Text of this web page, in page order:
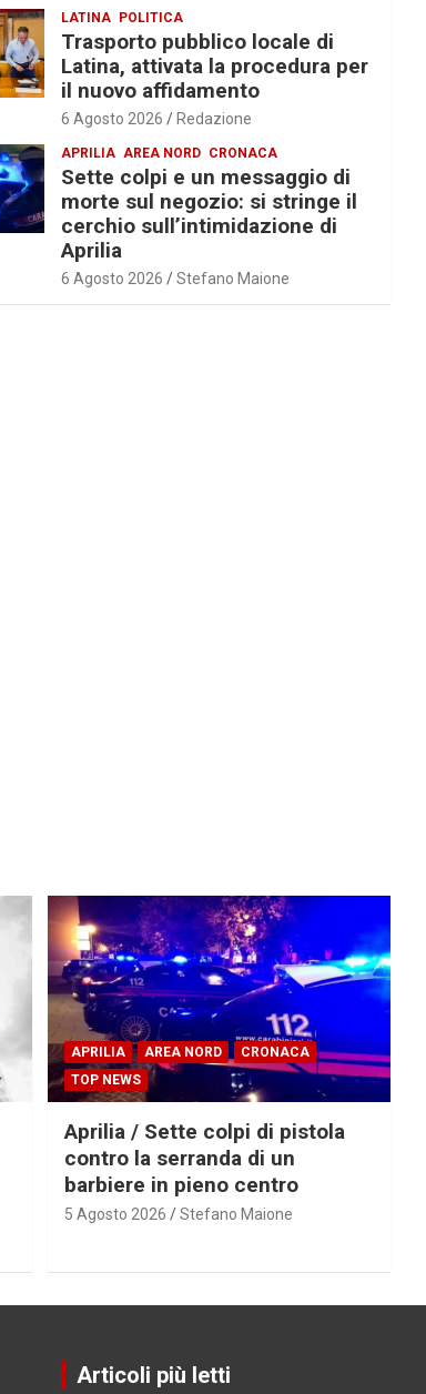
LATINA POLITICA
Trasporto pubblico locale di
Latina, attivata la procedura per
il nuovo affidamento
6 Agosto 2026 Redazione
APRILIA AREA NORD CRONACA
Sette colpi e un messaggio di
morte sul negozio: si stringe il
cerchio sull’intimidazione di
Aprilia
6 Agosto 2026 Stefano Maione
APRILIA AREA NORD
CRONACA
TOP NEWS
Aprilia / Sette colpi di pistola
contro la serranda di un
barbiere in pieno centro
5 Agosto 2026 Stefano Maione
Articoli più letti